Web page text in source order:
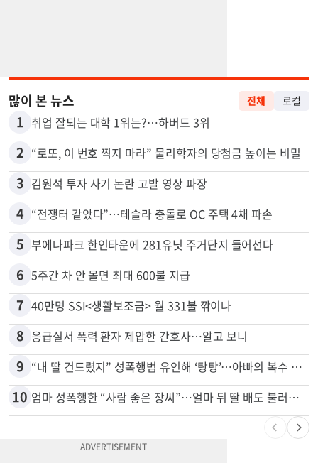
많이 본 뉴스 전체 로컬
1 취업 잘되는 대학 1위는?…하버드 3위
2 “로또, 이 번호 찍지 마라” 물리학자의 당첨금 높이는 비밀
3 김원석 투자 사기 논란 고발 영상 파장
4 “전쟁터 같았다”…테슬라 충돌로 OC 주택 4채 파손
5 부에나파크 한인타운에 281유닛 주거단지 들어선다
6 5주간 차 안 몰면 최대 600불 지급
7 40만명 SSI<생활보조금> 월 331불 깎이나
8 응급실서 폭력 환자 제압한 간호사…알고 보니
9 “내 딸 건드렸지” 성폭행범 유인해 ‘탕탕’…아빠의 복수 결말
10 엄마 성폭행한 “사람 좋은 장씨”…얼마 뒤 딸 배도 불러왔다